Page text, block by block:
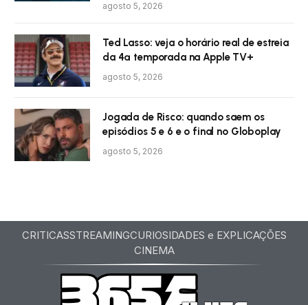
agosto 5, 2026
Ted Lasso: veja o horário real de estreia
da 4ª temporada na Apple TV+
agosto 5, 2026
Jogada de Risco: quando saem os
episódios 5 e 6 e o final no Globoplay
agosto 5, 2026
CRITICASSTREAMINGCURIOSIDADES e EXPLICAÇÕES
CINEMA